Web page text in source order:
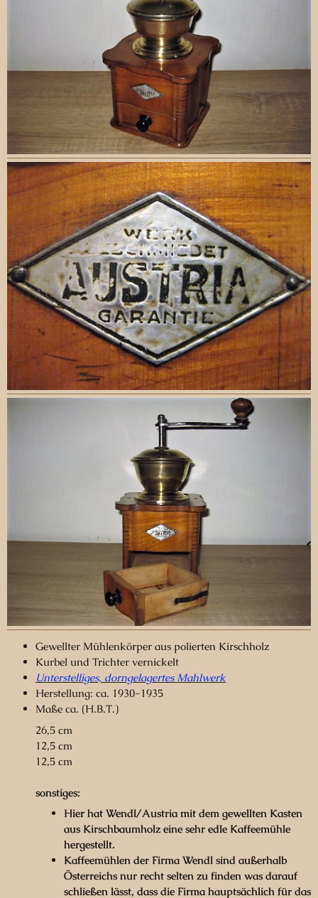
Gewellter Mühlenkörper aus polierten Kirschholz
Kurbel und Trichter vernickelt
Unterstelliges, dorngelagertes Mahlwerk
Herstellung: ca. 1930-1935
Maße ca. (H.B.T.)
26,5 cm
12,5 cm
12,5 cm
sonstiges:
Hier hat Wendl/Austria mit dem gewellten Kasten
aus Kirschbaumholz eine sehr edle Kaffeemühle
hergestellt.
Kaffeemühlen der Firma Wendl sind außerhalb
Österreichs nur recht selten zu finden was darauf
schließen lässt, dass die Firma hauptsächlich für das